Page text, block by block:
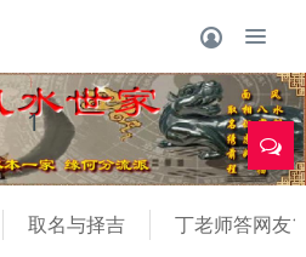
1
取名与择吉 丁老师答网友